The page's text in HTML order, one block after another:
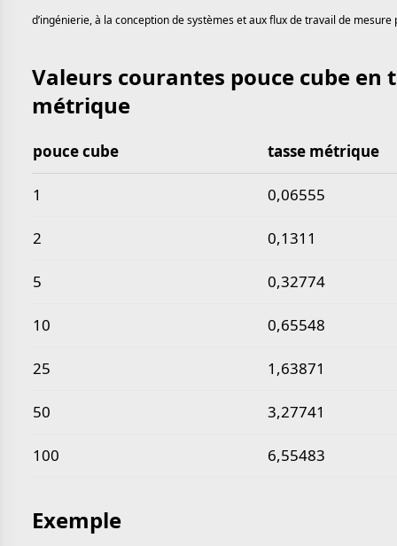
d’ingénierie, à la conception de systèmes et aux flux de travail de mesure
Valeurs courantes pouce cube en
métrique
Valeurs courantes pouce cube en tasse métrique
pouce cube tasse métrique
1 0,06555
2 0,1311
5 0,32774
10 0,65548
25 1,63871
50 3,27741
100 6,55483
Exemple